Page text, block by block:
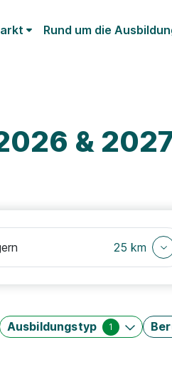
Rund um die
&
25 km
Ausbildungstyp 1